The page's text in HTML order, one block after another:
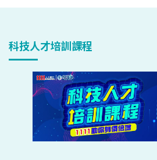
科技人才培訓課程